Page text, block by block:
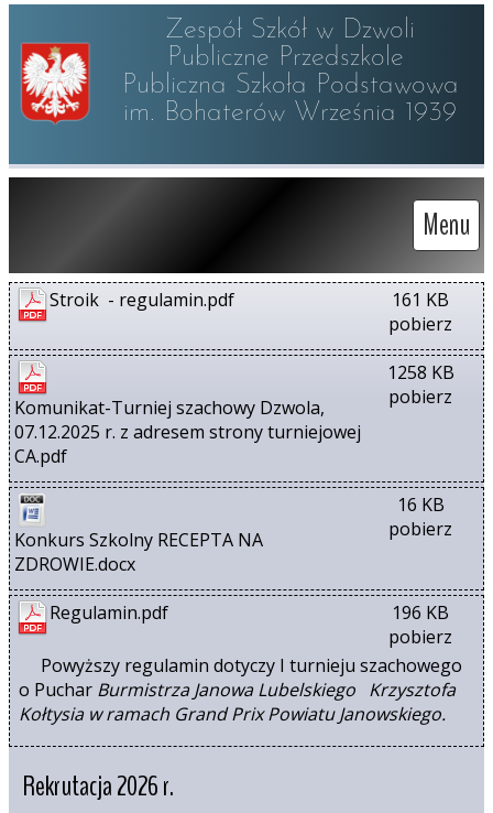
Zespół Szkół w Dzwoli
Publiczne Przedszkole
Publiczna Szkoła Podstawowa
im. Bohaterów Września 1939
Menu
Stroik  - regulamin.pdf
161 KB
pobierz
Komunikat-Turniej szachowy Dzwola,
07.12.2025 r. z adresem strony turniejowej
CA.pdf
1258 KB
pobierz
Konkurs Szkolny RECEPTA NA
ZDROWIE.docx
16 KB
pobierz
Regulamin.pdf
196 KB
pobierz
Powyższy regulamin dotyczy I turnieju szachowego
o Puchar Burmistrza Janowa Lubelskiego Krzysztofa
Kołtysia w ramach Grand Prix Powiatu Janowskiego.
Rekrutacja 2026 r.